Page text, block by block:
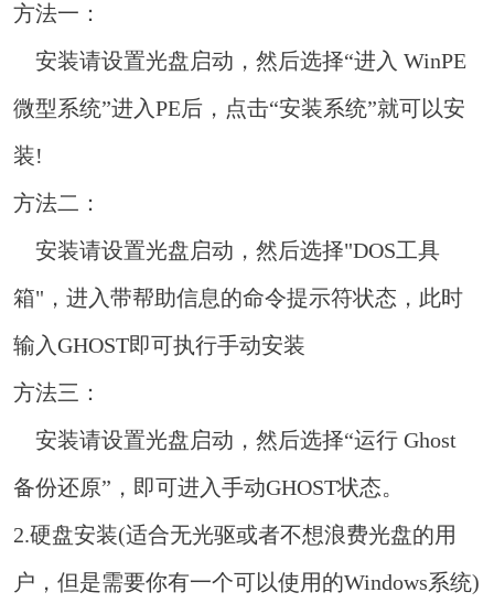
方法一：
安装请设置光盘启动，然后选择“进入 WinPE
微型系统”进入PE后，点击“安装系统”就可以安
装!
方法二：
安装请设置光盘启动，然后选择"DOS工具
箱"，进入带帮助信息的命令提示符状态，此时
输入GHOST即可执行手动安装
方法三：
安装请设置光盘启动，然后选择“运行 Ghost
备份还原”，即可进入手动GHOST状态。
2.硬盘安装(适合无光驱或者不想浪费光盘的用
户，但是需要你有一个可以使用的Windows系统)